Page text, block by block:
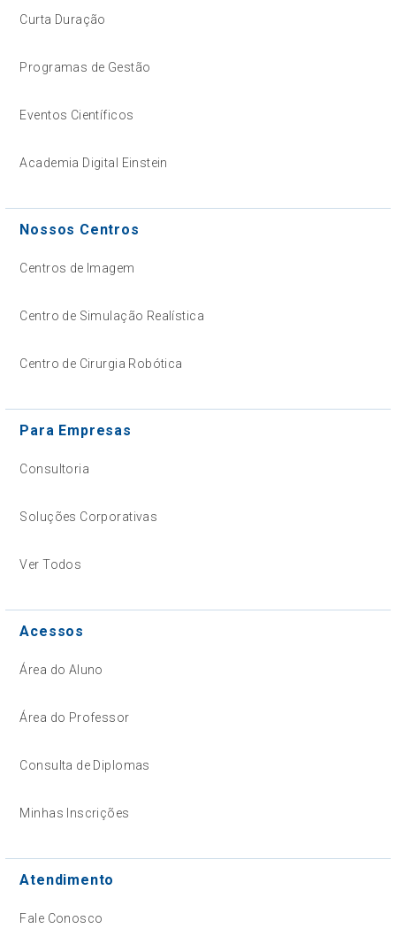
Curta Duração
Programas de Gestão
Eventos Científicos
Academia Digital Einstein
Nossos Centros
Centros de Imagem
Centro de Simulação Realística
Centro de Cirurgia Robótica
Para Empresas
Consultoria
Soluções Corporativas
Ver Todos
Acessos
Área do Aluno
Área do Professor
Consulta de Diplomas
Minhas Inscrições
Atendimento
Fale Conosco